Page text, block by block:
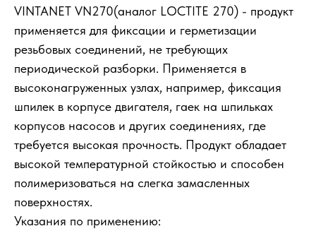
VINTANET VN270(аналог LOCTITE 270) - продукт
применяется для фиксации и герметизации
резьбовых соединений, не требующих
периодической разборки. Применяется в
высоконагруженных узлах, например, фиксация
шпилек в корпусе двигателя, гаек на шпильках
корпусов насосов и других соединениях, где
требуется высокая прочность. Продукт обладает
высокой температурной стойкостью и способен
полимеризоваться на слегка замасленных
поверхностях.
Указания по применению: